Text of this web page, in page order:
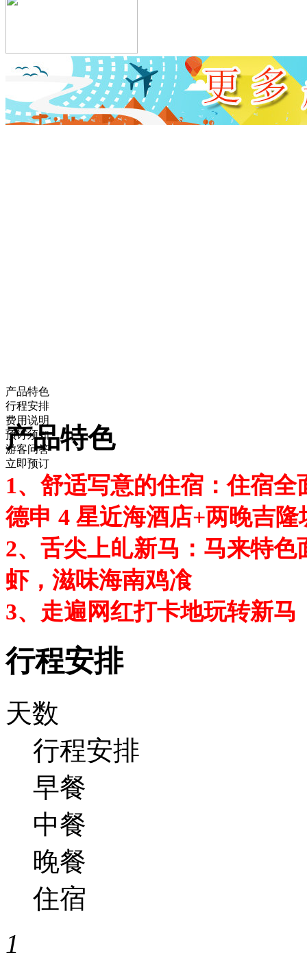
产品特色
行程安排
费用说明
预订须知
游客问答
立即预订
产品特色
1、舒适写意的住宿：住宿
德申 4 星近海酒店+两晚吉隆
2、舌尖上癿新马：马来特
虾，滋味海南鸡飡
3、走遍网红打卡地玩转新马
行程安排
天数
行程安排
早餐
中餐
晚餐
住宿
1